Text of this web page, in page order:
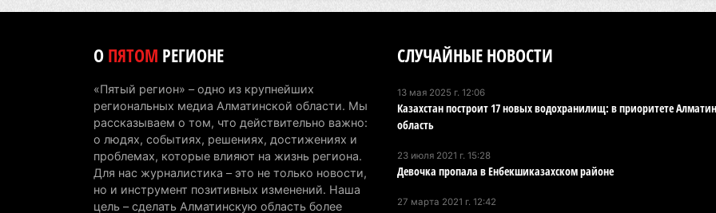
5
5
5
ОПЯТОМ РЕГИОНЕ
«Пятый регион» – одно из крупнейших
региональных медиа Алматинской области. Мы
рассказываем о том, что действительно важно:
о людях, событиях, решениях, достижениях и
проблемах, которые влияют на жизнь региона.
Для нас журналистика – это не только новости,
но и инструмент позитивных изменений. Наша
цель – сделать Алматинскую область более
СЛУЧАЙНЫЕ НОВОСТИ
13 мая 2025 г. 12:06
Казахстан построит 17 новых водохранилищ: в приоритете
область
23 июля 2021 г. 15:28
Девочка пропала в Енбекшиказахском районе
27 марта 2021 г. 12:42